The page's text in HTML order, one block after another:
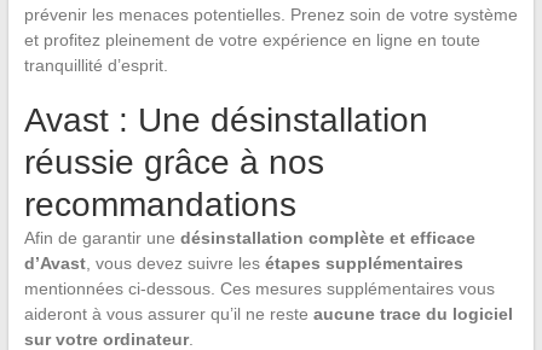
prévenir les menaces potentielles. Prenez soin de votre système
et profitez pleinement de votre expérience en ligne en toute
tranquillité d’esprit.
Avast : Une désinstallation
réussie grâce à nos
recommandations
Afin de garantir une désinstallation complète et efficace
d’Avast, vous devez suivre les étapes supplémentaires
mentionnées ci-dessous. Ces mesures supplémentaires vous
aideront à vous assurer qu’il ne reste aucune trace du logiciel
sur votre ordinateur.